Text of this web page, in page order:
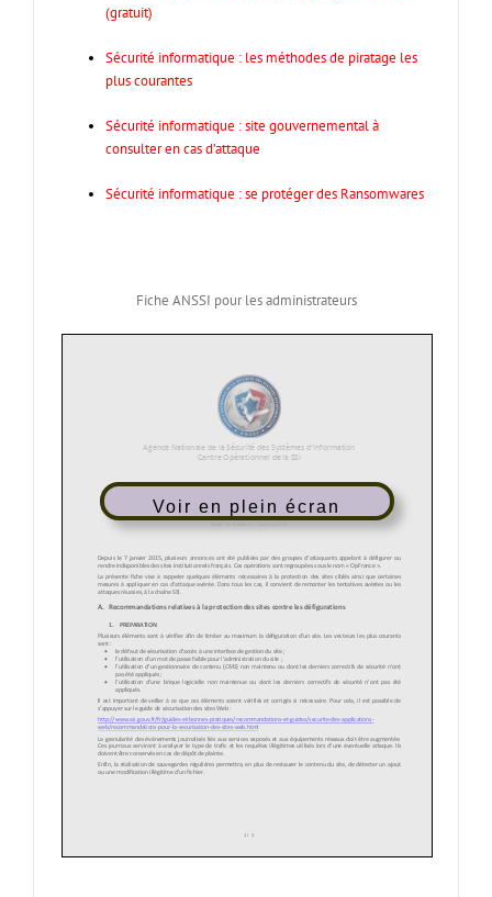
(gratuit)
Sécurité informatique : les méthodes de piratage les
plus courantes
Sécurité informatique : site gouvernemental à
consulter en cas d’attaque
Sécurité informatique : se protéger des Ransomwares
Fiche ANSSI pour les administrateurs
Voir en plein écran